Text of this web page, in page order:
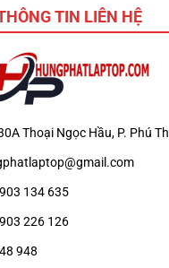
(DA14250):
(DA16250):
TIN LIÊN HỆ
Thoại Ngọc Hầu, P. Phú
134 635
226 126
948